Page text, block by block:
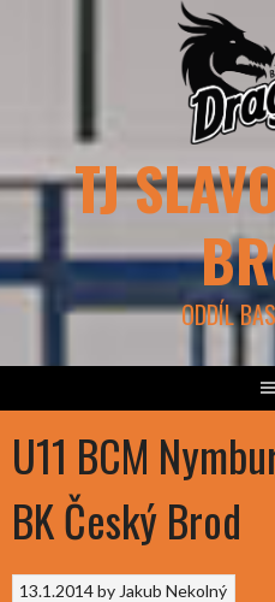
TJ
ODDÍL
U11 BCM
BK Český Brod
13.1.2014by Jakub Nekolný